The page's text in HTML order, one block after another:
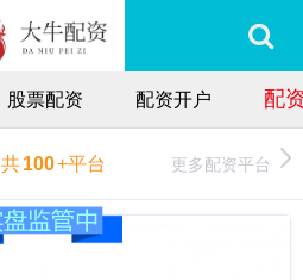
股票配资 配资开户 配
共100+平台 更多配资平台